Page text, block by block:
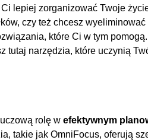
lepiej zorganizować Twoje
czy też chcesz
które Ci w tym
tutaj narzędzia, które uczynią
rolę w efektywnym
takie jak OmniFocus, oferują